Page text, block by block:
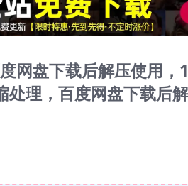
网盘下载后解压使用，
理，百度网盘下载后